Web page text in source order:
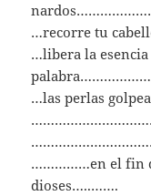
…recorre tu
…libera la
…las perlas
……………en el fin
dioses…..…….